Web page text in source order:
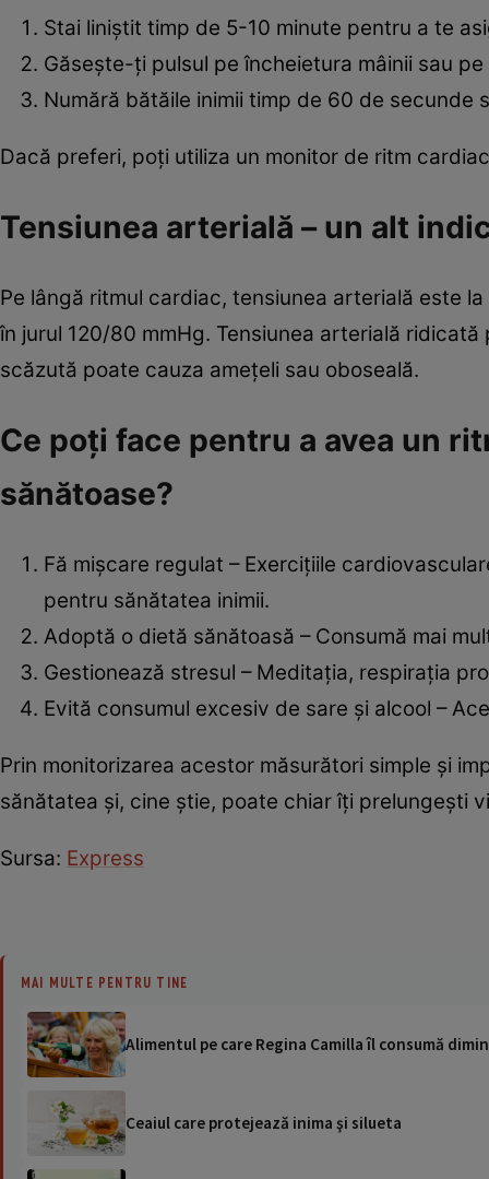
Stai liniștit timp de 5-10 minute pentru a te
Găsește-ți pulsul pe încheietura mâinii sau
Numără bătăile inimii timp de 60 de secunde
Dacă preferi, poți utiliza un monitor de ritm
Tensiunea arterială – un alt
Pe lângă ritmul cardiac, tensiunea arterială este
în jurul 120/80 mmHg. Tensiunea arterială
scăzută poate cauza amețeli sau oboseală.
Ce poți face pentru a avea un
sănătoase?
Fă mișcare regulat – Exercițiile
pentru sănătatea inimii.
Adoptă o dietă sănătoasă – Consumă mai
Gestionează stresul – Meditația, respirația
Evită consumul excesiv de sare și alcool –
Prin monitorizarea acestor măsurători simple și
sănătatea și, cine știe, poate chiar îți prelungești
Sursa: Express
MAI MULTE PENTRU TINE
Alimentul pe care Regina Camilla îl consumă
Ceaiul care protejează inima şi silueta